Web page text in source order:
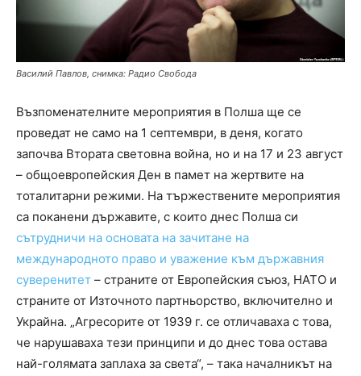
Василий Павлов, снимка: Радио Свобода
Възпоменателните мероприятия в Полша ще се
проведат не само на 1 септември, в деня, когато
започва Втората световна война, но и на 17 и 23 август
– общоевропейския Ден в памет на жертвите на
тоталитарни режими. На тържествените мероприятия
са поканени държавите, с които днес Полша си
сътрудничи на основата на зачитане на
международното право и уважение към държавния
суверенитет – страните от Европейския съюз, НАТО и
страните от Източното партньорство, включително и
Украйна. „Агресорите от 1939 г. се отличаваха с това,
че нарушаваха тези принципи и до днес това остава
най-голямата заплаха за света“, – така началникът на